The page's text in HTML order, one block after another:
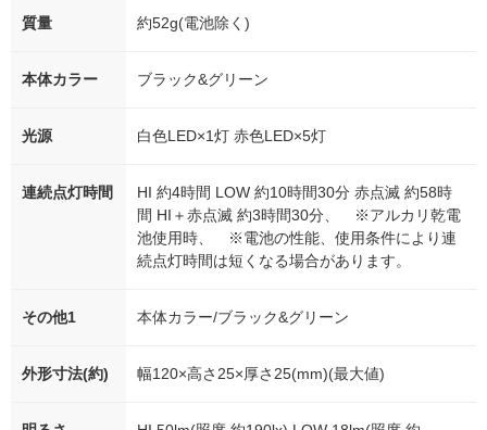
質量 約52g(電池除く)
本体カラー ブラック&グリーン
光源 白色LED×1灯 赤色LED×5灯
連続点灯時間
HI 約4時間 LOW 約10時間30分 赤点滅 約58時
間 HI＋赤点滅 約3時間30分、 ※アルカリ乾電
池使用時、 ※電池の性能、使用条件により連
続点灯時間は短くなる場合があります。
その他1 本体カラー/ブラック&グリーン
外形寸法(約) 幅120×高さ25×厚さ25(mm)(最大値)